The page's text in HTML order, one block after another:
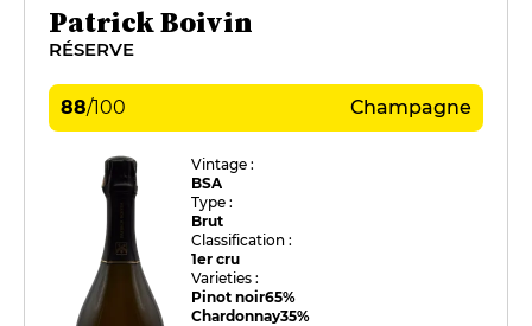
Patrick Boivin
RÉSERVE
88/100 Champagne
Vintage :
BSA
Type :
Brut
Classification :
1er cru
Varieties :
Pinot noir65%
Chardonnay35%